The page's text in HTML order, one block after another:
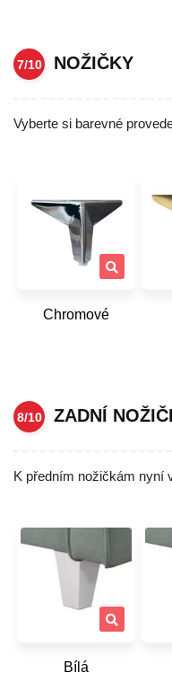
7/10 NOŽIČKY
Vyberte si barevné
Chromové
8/10 ZADNÍ
K předním nožičkám nyní
Bílá